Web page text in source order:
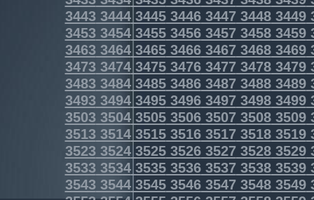
3443344434453446344734483449
3453345434553456345734583459
3463346434653466346734683469
3473347434753476347734783479
3483348434853486348734883489
3493349434953496349734983499
3503350435053506350735083509
3513351435153516351735183519
3523352435253526352735283529
3533353435353536353735383539
3543354435453546354735483549